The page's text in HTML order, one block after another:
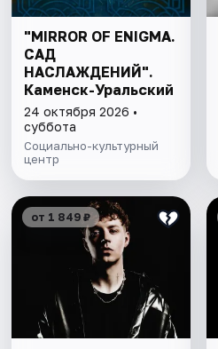
"MIRROR OF ENIGMA.
САД
НАСЛАЖДЕНИЙ".
Каменск-Уральский
24 октября 2026 •
суббота
Социально-культурный
центр
от 1 849 ₽